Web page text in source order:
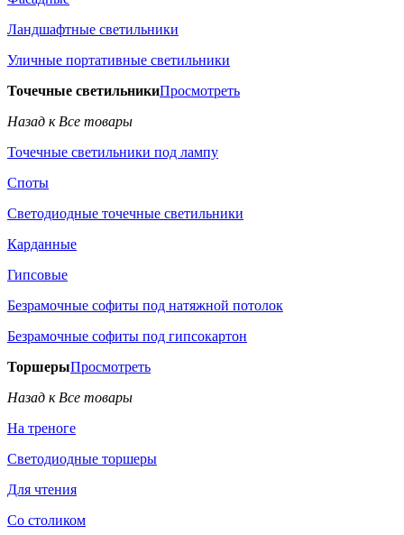
Ландшафтные светильники
Уличные портативные светильники
Точечные светильникиПросмотреть
Назад к Все товары
Точечные светильники под лампу
Споты
Светодиодные точечные светильники
Карданные
Гипсовые
Безрамочные софиты под натяжной потолок
Безрамочные софиты под гипсокартон
ТоршерыПросмотреть
Назад к Все товары
На треноге
Светодиодные торшеры
Для чтения
Со столиком